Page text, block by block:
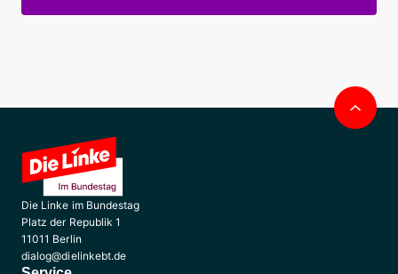
Die Linke im Bundestag
Platz der Republik 1
11011 Berlin
dialog@dielinkebt.de